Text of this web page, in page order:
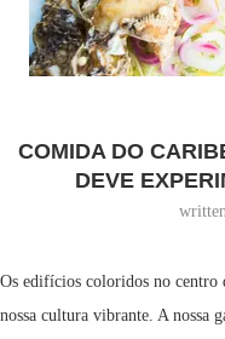
COMIDA DO
DEVE
Os edifícios coloridos no centro
nossa cultura vibrante. A nossa